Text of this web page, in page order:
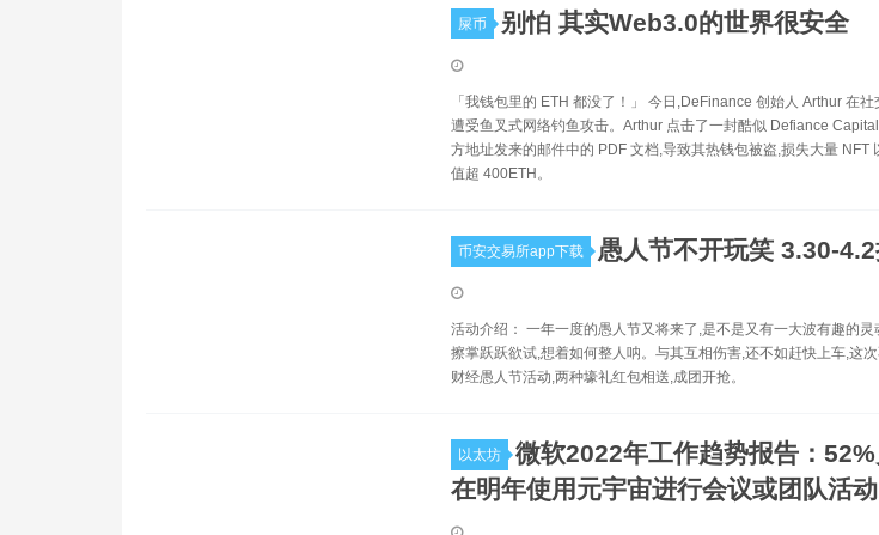
屎币 别怕 其实Web3.0的世界很安全
「我钱包里的 ETH 都没了！」 今日,DeFinance 创始人 Arthur 在
遭受鱼叉式网络钓鱼攻击。Arthur 点击了一封酷似 Defiance
方地址发来的邮件中的 PDF 文档,导致其热钱包被盗,损失大量 NFT
值超 400ETH。
币安交易所app下载 愚人节不开玩笑 3.30-
活动介绍： 一年一度的愚人节又将来了,是不是又有一大波有趣的灵
擦掌跃跃欲试,想着如何整人呐。与其互相伤害,还不如赶快上车,这
财经愚人节活动,两种壕礼红包相送,成团开抢。
以太坊
微软2022年工作趋势报告：
在明年使用元宇宙进行会议或团队活动